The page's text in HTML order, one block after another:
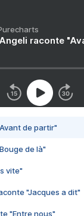
raconte
de partir"
de là"
vite"
"Jacques a dit"
"Entre nous"